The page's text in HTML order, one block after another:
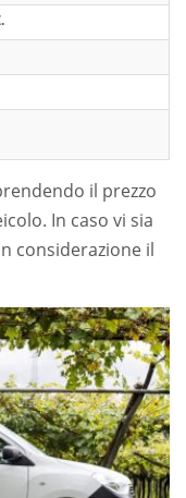
il prezzo
In caso vi sia
considerazione il